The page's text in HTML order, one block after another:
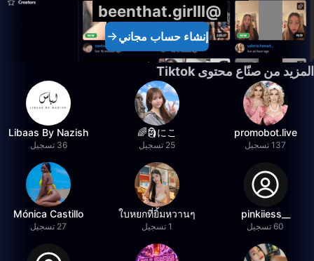
@beenthat.girlll
إنشاء حساب مجاني
المزيد من صنّاع محتوى Tiktok
promobot.live
137 تسجيل
にこ🗿🌈
25 تسجيل
Libaas By Nazish
36 تسجيل
60 تسجيل
ใบหยกที่ยิ้มหวานๆ
1 تسجيل
Mónica Castillo
27 تسجيل